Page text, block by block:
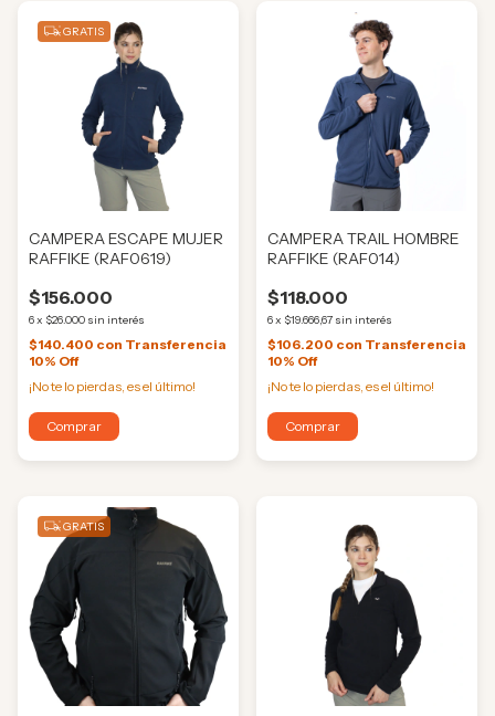
GRATIS
CAMPERA ESCAPE MUJER
RAFFIKE (RAF0619)
$156.000
6x $26.000 sin interés
$140.400 con Transferencia
10% Off
¡No te lo pierdas, es el último!
Comprar
CAMPERA TRAIL HOMBRE
RAFFIKE (RAF014)
$118.000
6x $19.666,67 sin interés
$106.200 con Transferencia
10% Off
¡No te lo pierdas, es el último!
Comprar
GRATIS